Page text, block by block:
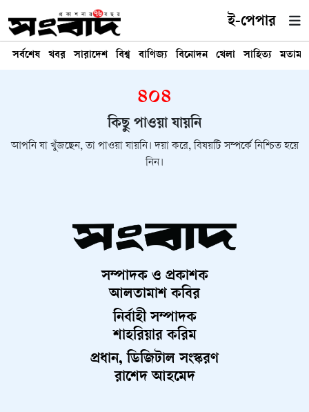
ই-পেপার
সর্বশেষ খবর সারাদেশ বিশ্ব বাণিজ্য বিনোদন খেলা সাহিত্য মতামত
৪০৪
কিছু পাওয়া যায়নি
আপনি যা খুঁজছেন, তা পাওয়া যায়নি। দয়া করে, বিষয়টি সম্পর্কে নিশ্চিত হয়ে
নিন।
সম্পাদক ও প্রকাশক
আলতামাশ কবির
নির্বাহী সম্পাদক
শাহরিয়ার করিম
প্রধান, ডিজিটাল সংস্করণ
রাশেদ আহমেদ